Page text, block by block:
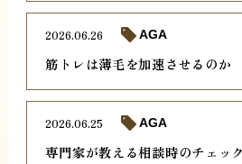
筋トレは薄毛を加速させるのか
2026.06.26 AGA
専門家が教える相談時のチェッ
2026.06.25 AGA